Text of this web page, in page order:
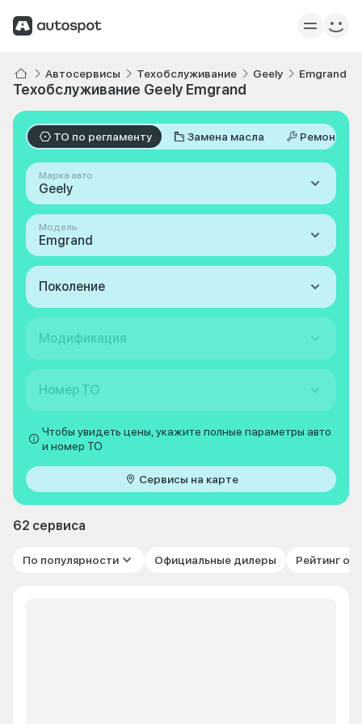
Автосервисы Техобслуживание Geely Emgrand
Техобслуживание Geely Emgrand
ТО по регламенту Замена масла Ремонт
Марка авто
Geely
Модель
Emgrand
Поколение
Модификация
Номер ТО
Чтобы увидеть цены, укажите полные параметры авто
и номер ТО
Сервисы на карте
62 сервиса
По популярности Официальные дилеры Рейтинг